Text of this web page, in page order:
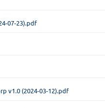
07-23).pdf
v1.0 (2024-03-12).pdf